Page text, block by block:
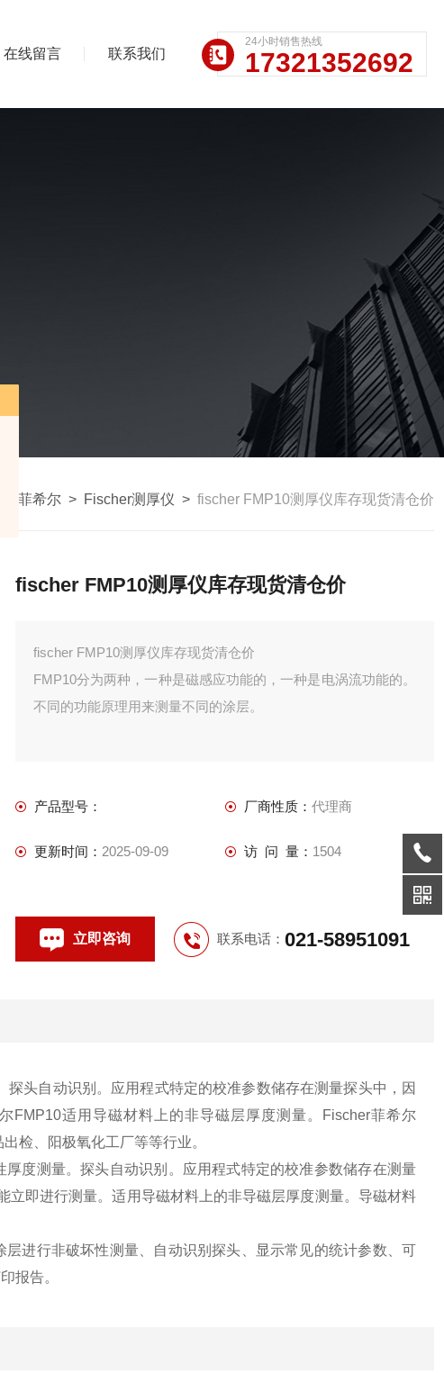
在线留言 联系我们
24小时销售热线
17321352692
菲希尔 > Fischer测厚仪 > fischer FMP10测厚仪库存现货清仓价
fischer FMP10测厚仪库存现货清仓价
fischer FMP10测厚仪库存现货清仓价
FMP10分为两种，一种是磁感应功能的，一种是电涡流功能的。
不同的功能原理用来测量不同的涂层。
产品型号： 厂商性质： 代理商
更新时间： 2025-09-09 访 问 量： 1504
立即咨询 联系电话： 021-58951091
头自动识别。应用程式特定的校准参数储存在测量探头中，因
FMP10适用导磁材料上的非导磁层厚度测量。Fischer菲希尔
检、阳极氧化工厂等等行业。
度测量。探头自动识别。应用程式特定的校准参数储存在测量
立即进行测量。适用导磁材料上的非导磁层厚度测量。导磁材料
进行非破坏性测量、自动识别探头、显示常见的统计参数、可
报告。